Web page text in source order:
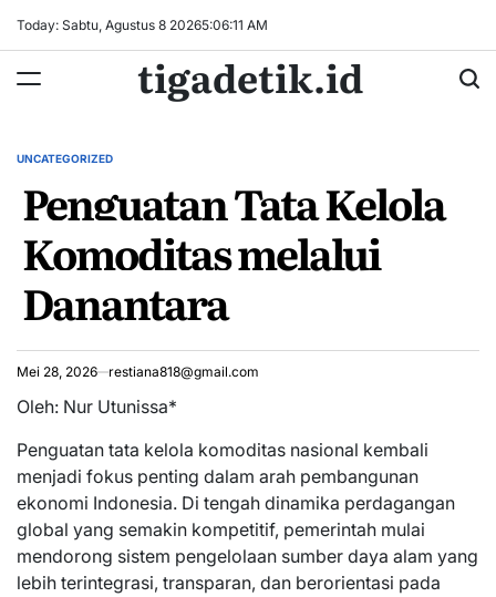
Today: Sabtu, Agustus 8 20265:06:12 AM
tigadetik.id
POSTED
UNCATEGORIZED
Penguatan Tata Kelola
Komoditas melalui
Danantara
Mei 28, 2026 restiana818@gmail.com
Oleh: Nur Utunissa*
Penguatan tata kelola komoditas nasional kembali
menjadi fokus penting dalam arah pembangunan
ekonomi Indonesia. Di tengah dinamika perdagangan
global yang semakin kompetitif, pemerintah mulai
mendorong sistem pengelolaan sumber daya alam yang
lebih terintegrasi, transparan, dan berorientasi pada